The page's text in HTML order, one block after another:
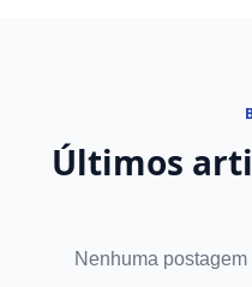
Últimos
Nenhuma